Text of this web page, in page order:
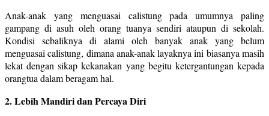
Anak-anak yang menguasai calistung pada umumnya paling
gampang di asuh oleh orang tuanya sendiri ataupun di sekolah.
Kondisi sebaliknya di alami oleh banyak anak yang belum
menguasai calistung, dimana anak-anak layaknya ini biasanya masih
lekat dengan sikap kekanakan yang begitu ketergantungan kepada
orangtua dalam beragam hal.
2. Lebih Mandiri dan Percaya Diri